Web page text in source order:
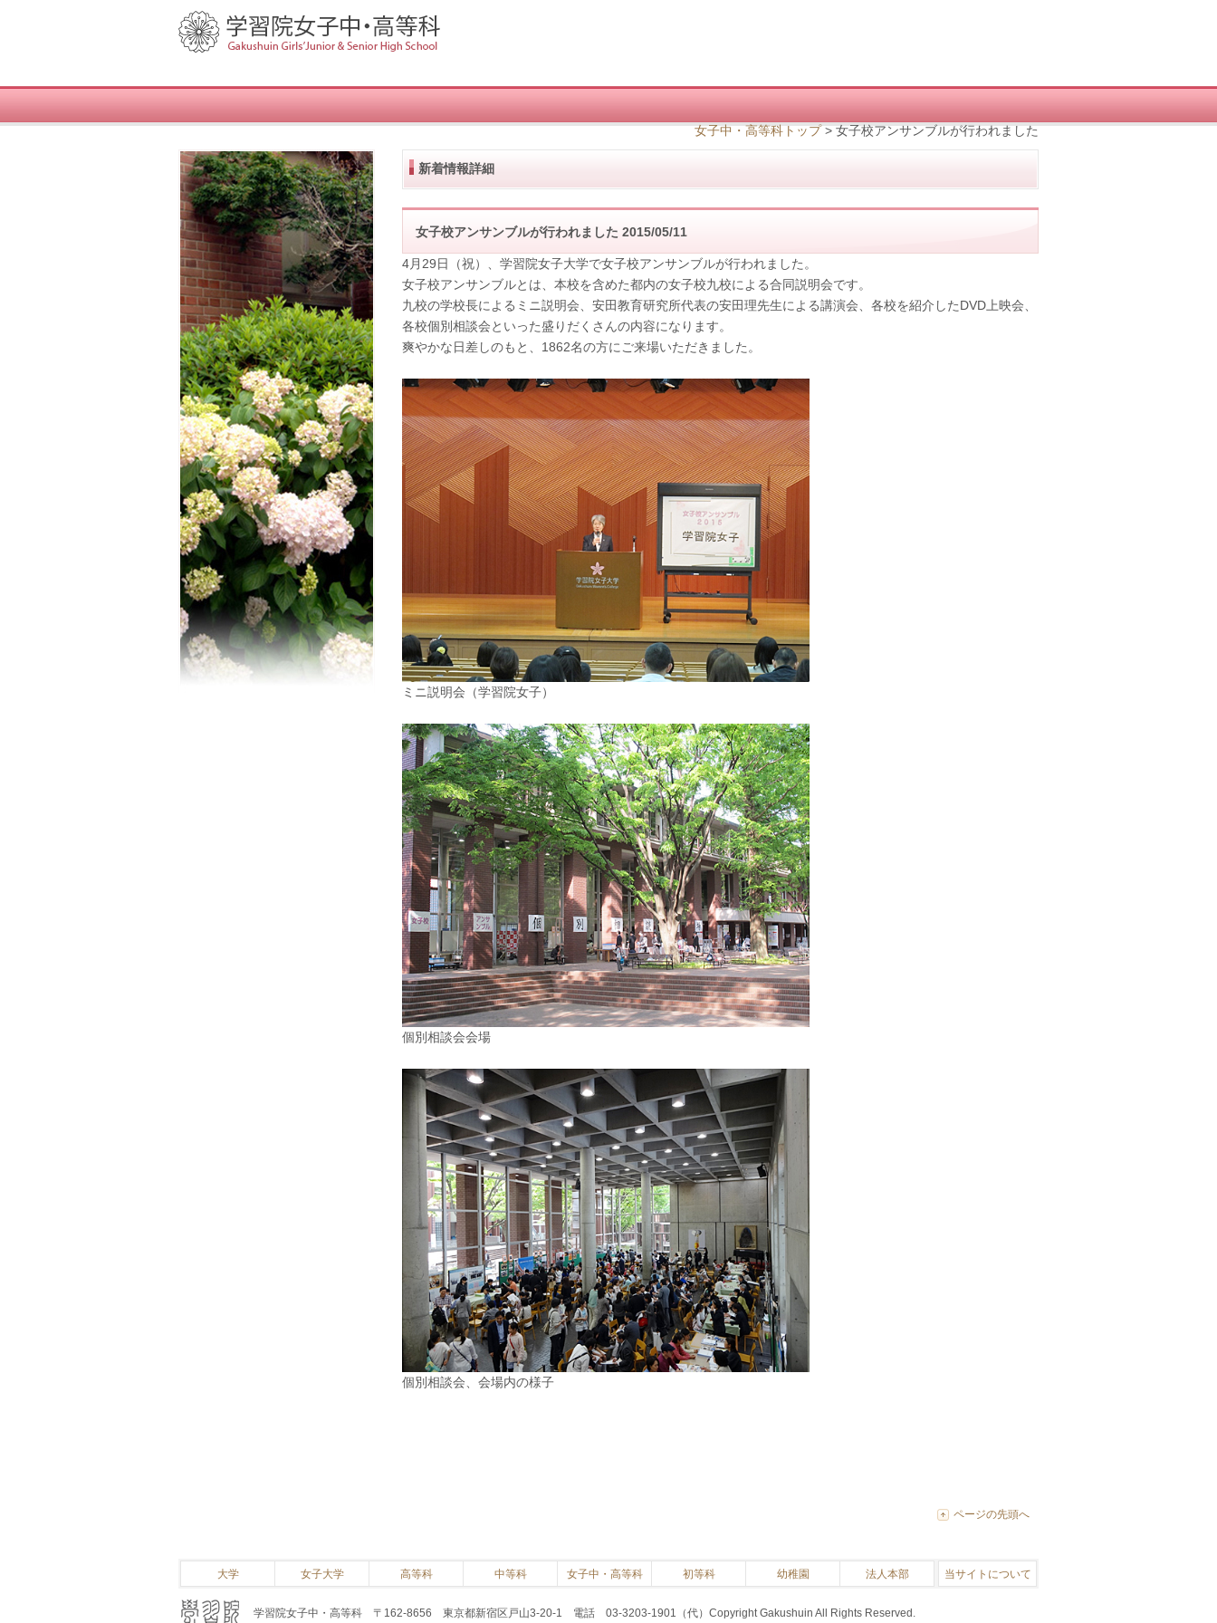
女子中・高等科トップ>女子校アンサンブルが行われました
新着情報詳細
女子校アンサンブルが行われました 2015/05/11
4月29日（祝）、学習院女子大学で女子校アンサンブルが行われました。
女子校アンサンブルとは、本校を含めた都内の女子校九校による合同説明会です。
九校の学校長によるミニ説明会、安田教育研究所代表の安田理先生による講演会、各校を紹介したDVD上映会、
各校個別相談会といった盛りだくさんの内容になります。
爽やかな日差しのもと、1862名の方にご来場いただきました。
ミニ説明会（学習院女子）
個別相談会会場
個別相談会、会場内の様子
ページの先頭へ
大学 女子大学 高等科 中等科 女子中・高等科 初等科 幼稚園 法人本部 当サイトについて
学習院女子中・高等科 〒162-8656 東京都新宿区戸山3-20-1 電話 03-3203-1901（代） Copyright Gakushuin All Rights Reserved.